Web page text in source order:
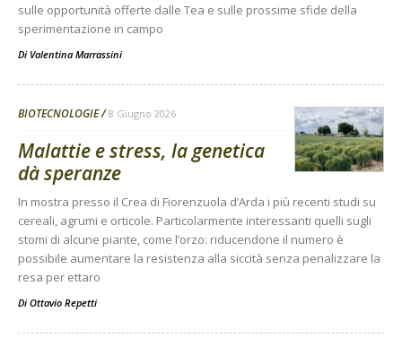
sulle opportunità offerte dalle Tea e sulle prossime sfide della
sperimentazione in campo
Di Valentina Marrassini
BIOTECNOLOGIE 8 Giugno 2026
Malattie e stress, la genetica
dà speranze
In mostra presso il Crea di Fiorenzuola d’Arda i più recenti studi su
cereali, agrumi e orticole. Particolarmente interessanti quelli sugli
stomi di alcune piante, come l’orzo: riducendone il numero è
possibile aumentare la resistenza alla siccità senza penalizzare la
resa per ettaro
Di Ottavio Repetti